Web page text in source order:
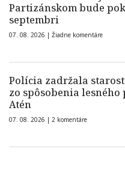
Partizánskom bude
septembri
07. 08. 2026 | Žiadne komentáre
Polícia zadržala
zo spôsobenia
Atén
07. 08. 2026 | 2 komentáre